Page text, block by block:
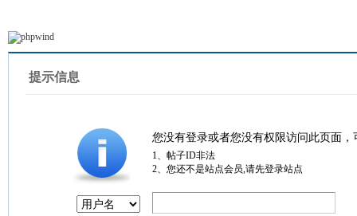
提示信息
您没有登录或者您没有权限访问此页面
1、帖子ID非法
2、您还不是站点会员,请先登录站点